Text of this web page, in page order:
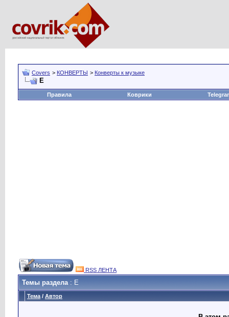
Covers > КОНВЕРТЫ > Конверты к музыке
E
Правила Коврики
RSS ЛЕНТА
Темы раздела: E
Тема / Автор